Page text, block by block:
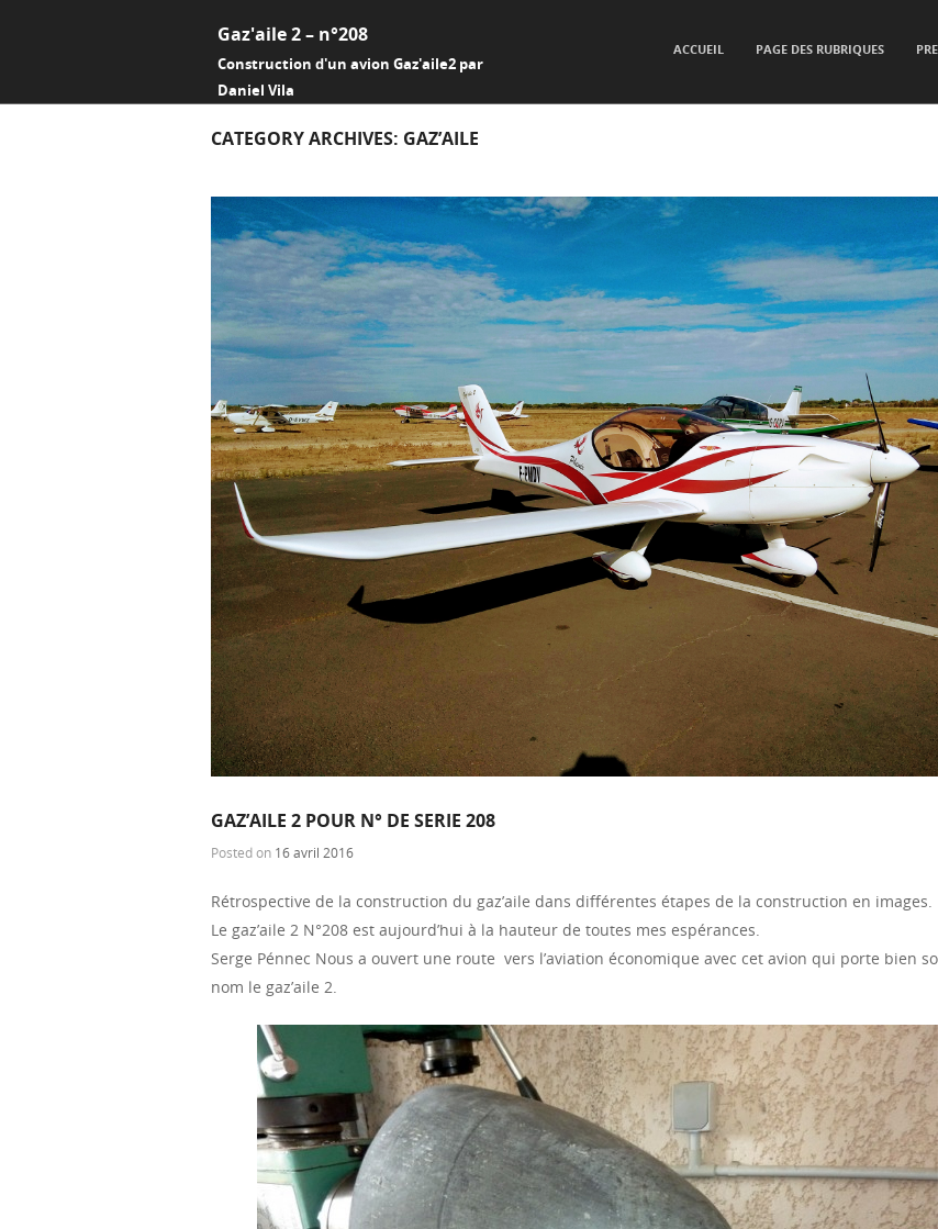
Gaz'aile 2 – n°208
Construction d'un avion Gaz'aile2 par
Daniel Vila
ACCUEIL PAGE DES RUBRIQUES
CATEGORY ARCHIVES: GAZ’AILE
GAZ’AILE 2 POUR N° DE SERIE 208
Posted on 16 avril 2016
Rétrospective de la construction du gaz’aile dans différentes étapes de la construction en images.
Le gaz’aile 2 N°208 est aujourd’hui à la hauteur de toutes mes espérances.
Serge Pénnec Nous a ouvert une route vers l’aviation économique avec cet avion qui porte bien
nom le gaz’aile 2.